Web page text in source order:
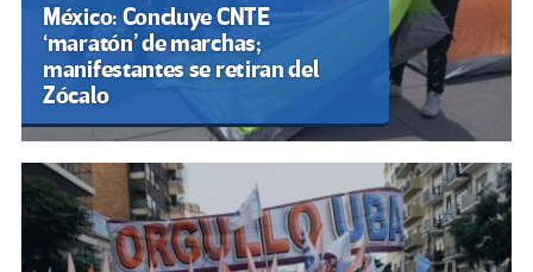
México: Concluye CNTE
‘maratón’ de marchas;
manifestantes se retiran del
Zócalo